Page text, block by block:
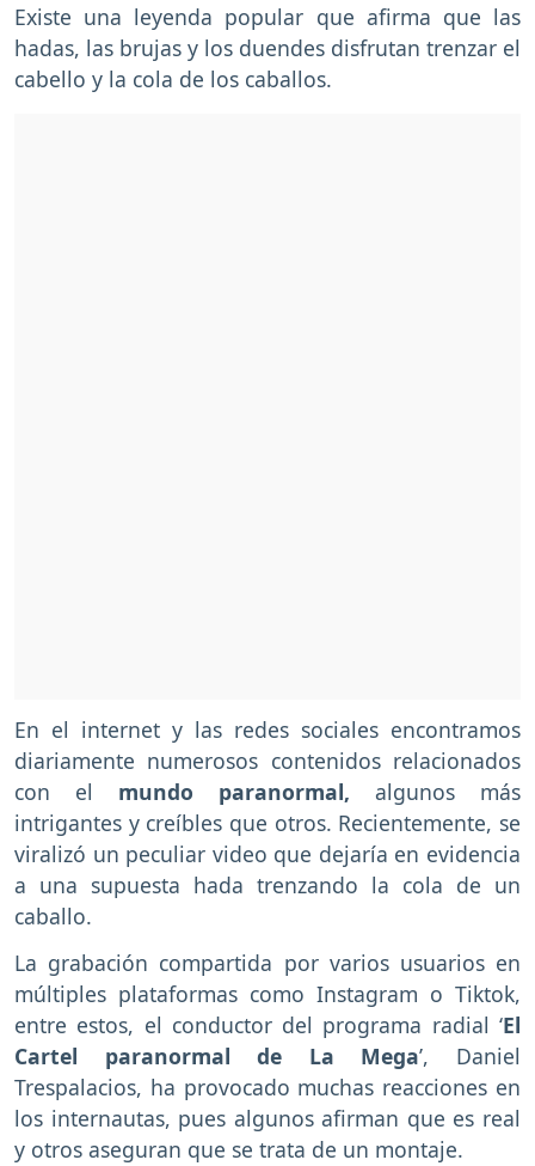
Existe una leyenda popular que afirma que las
hadas, las brujas y los duendes disfrutan trenzar el
cabello y la cola de los caballos.
En el internet y las redes sociales encontramos
diariamente numerosos contenidos relacionados
con el mundo paranormal, algunos más
intrigantes y creíbles que otros. Recientemente, se
viralizó un peculiar video que dejaría en evidencia
a una supuesta hada trenzando la cola de un
caballo.
La grabación compartida por varios usuarios en
múltiples plataformas como Instagram o Tiktok,
entre estos, el conductor del programa radial ‘El
Cartel paranormal de La Mega’, Daniel
Trespalacios, ha provocado muchas reacciones en
los internautas, pues algunos afirman que es real
y otros aseguran que se trata de un montaje.